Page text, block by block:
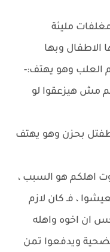
مليئة
الاطفال وبها
العلب وهو يهتف:-
مش هيزعقوا لو
بحزن وهو يهتف
هو السبب ،
، فـ كان لازم
ان اخوه واهله
ويدفعوا تمن